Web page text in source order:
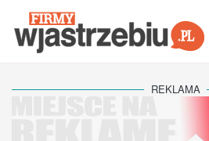
Przejdź do głównej treści
REKLAMA